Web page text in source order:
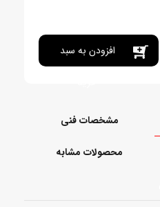
افزودن به سبد
مشخصات فنی
محصولات مشابه